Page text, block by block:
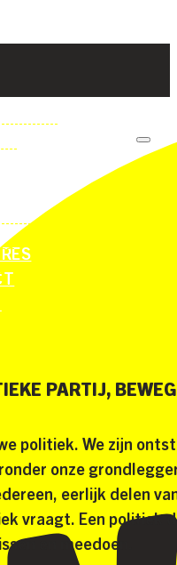
PARTIJ,
politiek. We zijn
onze
eerlijk delen
vraagt. Een politiek
en meedoen.